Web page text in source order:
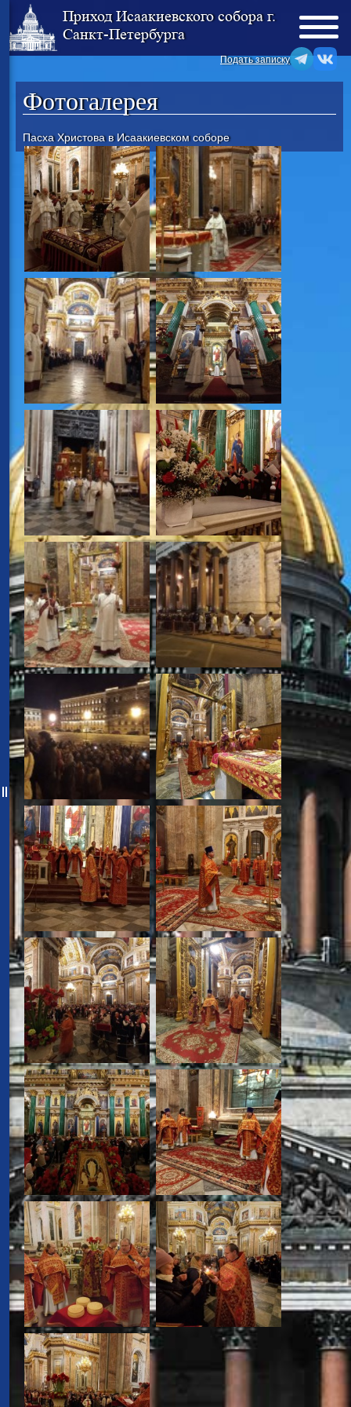
Приход Исаакиевского собора г.
Санкт-Петербурга
Подать записку
Фотогалерея
Пасха Христова в Исаакиевском соборе